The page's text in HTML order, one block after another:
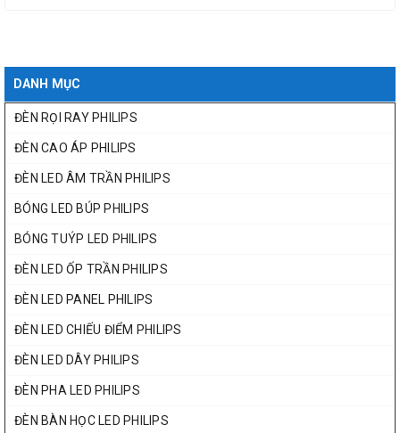
DANH MỤC
ĐÈN RỌI RAY PHILIPS
ĐÈN CAO ÁP PHILIPS
ĐÈN LED ÂM TRẦN PHILIPS
BÓNG LED BÚP PHILIPS
BÓNG TUÝP LED PHILIPS
ĐÈN LED ỐP TRẦN PHILIPS
ĐÈN LED PANEL PHILIPS
ĐÈN LED CHIẾU ĐIỂM PHILIPS
ĐÈN LED DÂY PHILIPS
ĐÈN PHA LED PHILIPS
ĐÈN BÀN HỌC LED PHILIPS